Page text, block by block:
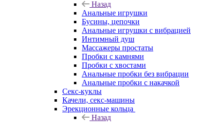
Назад
Анальные игрушки
Бусины, цепочки
Анальные игрушки с вибрацией
Интимный душ
Массажеры простаты
Пробки с камнями
Пробки с хвостами
Анальные пробки без вибрации
Анальные пробки с накачкой
Секс-куклы
Качели, секс-машины
Эрекционные кольца
Назад